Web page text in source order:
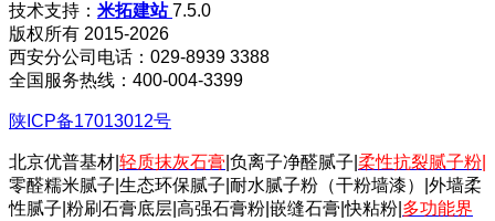
技术支持： 米拓建站 7.5.0
版权所有 2015-2026
西安分公司电话：029-8939 3388
全国服务热线：400-004-3399
陕ICP备17013012号
北京优普基材| 轻质抹灰石膏 |负离子净醛腻子| 柔性抗裂腻子粉
零醛糯米腻子|生态环保腻子|耐水腻子粉（干粉墙漆）|外墙柔
性腻子|粉刷石膏底层|高强石膏粉|嵌缝石膏|快粘粉| 多功能界